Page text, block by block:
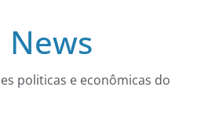
News
politicas e econômicas do